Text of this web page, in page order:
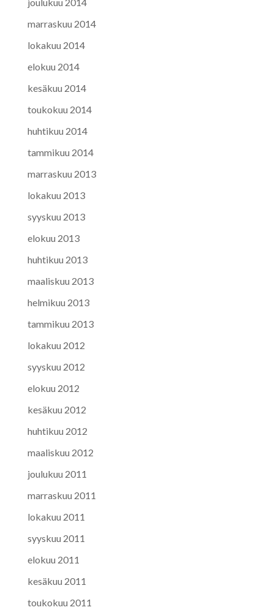
marraskuu 2014
lokakuu 2014
elokuu 2014
kesäkuu 2014
toukokuu 2014
huhtikuu 2014
tammikuu 2014
marraskuu 2013
lokakuu 2013
syyskuu 2013
elokuu 2013
huhtikuu 2013
maaliskuu 2013
helmikuu 2013
tammikuu 2013
lokakuu 2012
syyskuu 2012
elokuu 2012
kesäkuu 2012
huhtikuu 2012
maaliskuu 2012
joulukuu 2011
marraskuu 2011
lokakuu 2011
syyskuu 2011
elokuu 2011
kesäkuu 2011
toukokuu 2011